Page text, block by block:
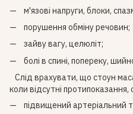
м'язові напруги, блоки,
порушення обміну речовин;
зайву вагу, целюліт;
болі в спині, попереку,
Слід врахувати, що стоун
коли відсутні протипоказання,
підвищений артеріальний